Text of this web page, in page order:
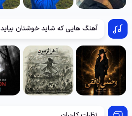
آهنگ هایی که شاید خوشتان بیاید